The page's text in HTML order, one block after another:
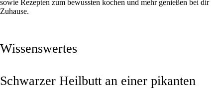
sowie Rezepten zum bewussten kochen und mehr genießen bei dir
Zuhause.
Wissenswertes
Schwarzer Heilbutt an einer pikanten